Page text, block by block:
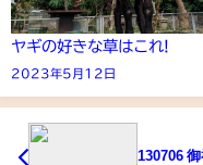
ヤギの好きな草はこれ!
2023年5月12日
130706